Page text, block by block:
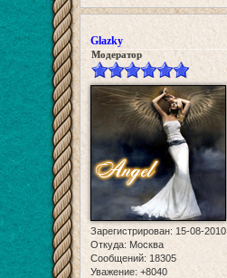
Glazky
Модератор
Зарегистрирован: 15-08-2010
Откуда: Москва
Сообщений: 18305
Уважение: +8040